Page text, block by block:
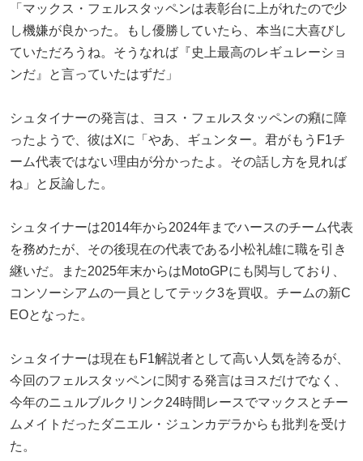
「マックス・フェルスタッペンは表彰台に上がれたので少
し機嫌が良かった。もし優勝していたら、本当に大喜びし
ていただろうね。そうなれば『史上最高のレギュレーショ
ンだ』と言っていたはずだ」
シュタイナーの発言は、ヨス・フェルスタッペンの癪に障
ったようで、彼はXに「やあ、ギュンター。君がもうF1チ
ーム代表ではない理由が分かったよ。その話し方を見れば
ね」と反論した。
シュタイナーは2014年から2024年までハースのチーム代表
を務めたが、その後現在の代表である小松礼雄に職を引き
継いだ。また2025年末からはMotoGPにも関与しており、
コンソーシアムの一員としてテック3を買収。チームの新C
EOとなった。
シュタイナーは現在もF1解説者として高い人気を誇るが、
今回のフェルスタッペンに関する発言はヨスだけでなく、
今年のニュルブルクリンク24時間レースでマックスとチー
ムメイトだったダニエル・ジュンカデラからも批判を受け
た。